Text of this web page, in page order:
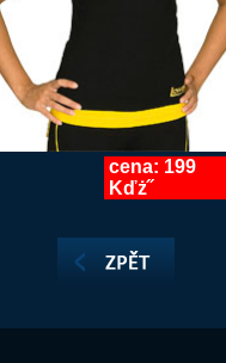
cena: 199
Kďż˝